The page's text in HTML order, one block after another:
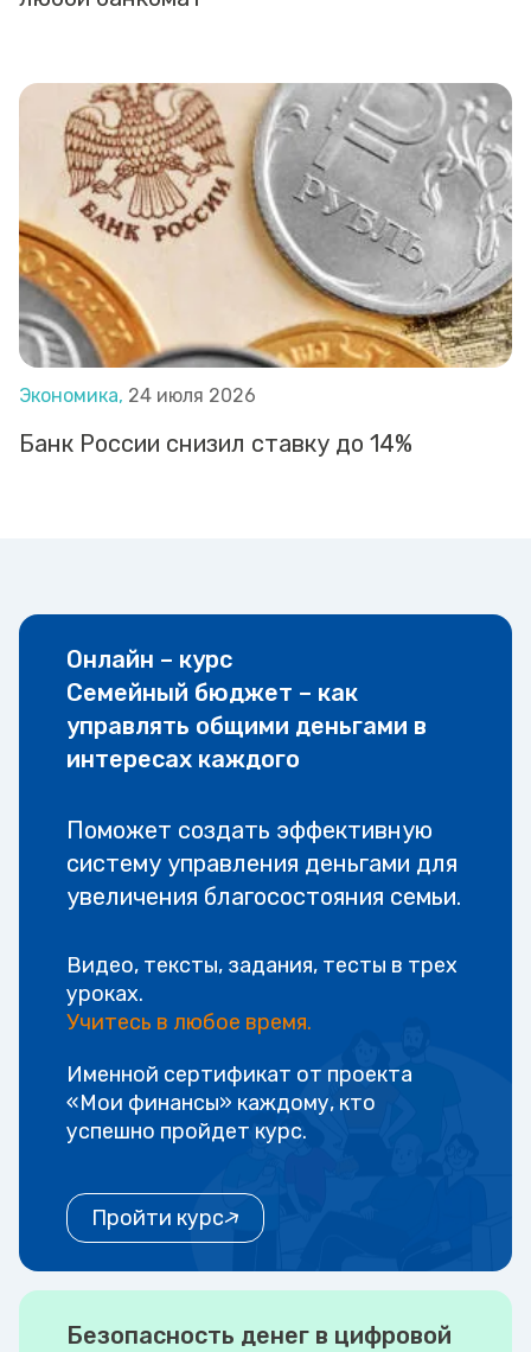
Экономика, 24 июля 2026
Банк России снизил ставку до 14%
Онлайн – курс
Семейный бюджет – как
управлять общими деньгами в
интересах каждого
Поможет создать эффективную
систему управления деньгами для
увеличения благосостояния семьи.
Видео, тексты, задания, тесты в трех
уроках.
Учитесь в любое время.
Именной сертификат от проекта
«Мои финансы» каждому, кто
успешно пройдет курс.
Пройти курс
Безопасность денег в цифровой